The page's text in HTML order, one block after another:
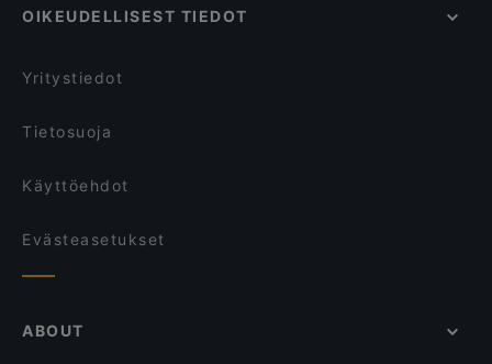
OIKEUDELLISEST TIEDOT
Yritystiedot
Tietosuoja
Käyttöehdot
Evästeasetukset
ABOUT